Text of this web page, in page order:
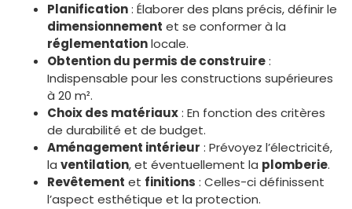
Planification: Élaborer des plans précis, définir le
dimensionnement et se conformer à la
réglementationlocale.
Obtention du permis de construire:
Indispensable pour les constructions supérieures
à 20 m².
Choix des matériaux: En fonction des critères
de durabilité et de budget.
Aménagement intérieur : Prévoyez l’électricité,
la ventilation, et éventuellement la plomberie.
Revêtement et finitions : Celles-ci définissent
l’aspect esthétique et la protection.